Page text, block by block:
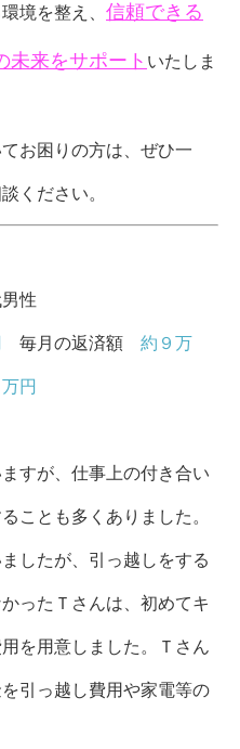
境を整え、 信頼できる
未来をサポート いたしま
お困りの方は、ぜひ一
ください。
性
毎月の返済額 約９万
円
すが、仕事上の付き合い
ことも多くありました。
したが、引っ越しをする
ったＴさんは、初めてキ
を用意しました。Ｔさん
引っ越し費用や家電等の